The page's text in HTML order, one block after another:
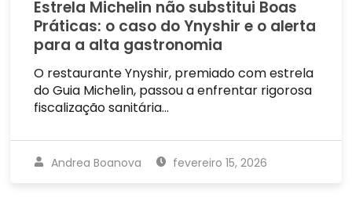
Estrela Michelin não substitui Boas
Práticas: o caso do Ynyshir e o alerta
para a alta gastronomia
O restaurante Ynyshir, premiado com estrela
do Guia Michelin, passou a enfrentar rigorosa
fiscalização sanitária…
Andrea Boanova fevereiro 15, 2026